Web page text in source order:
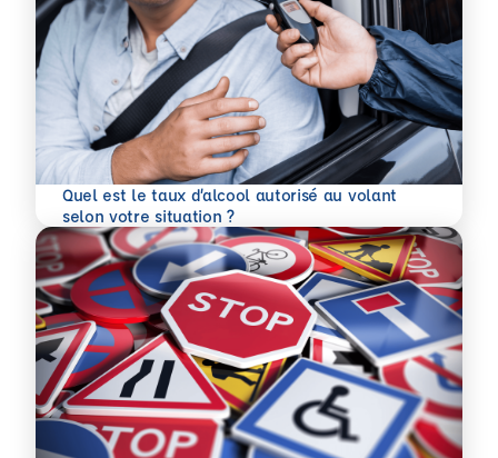
Quel est le taux d’alcool autorisé au volant
selon votre situation ?
En savoir plus